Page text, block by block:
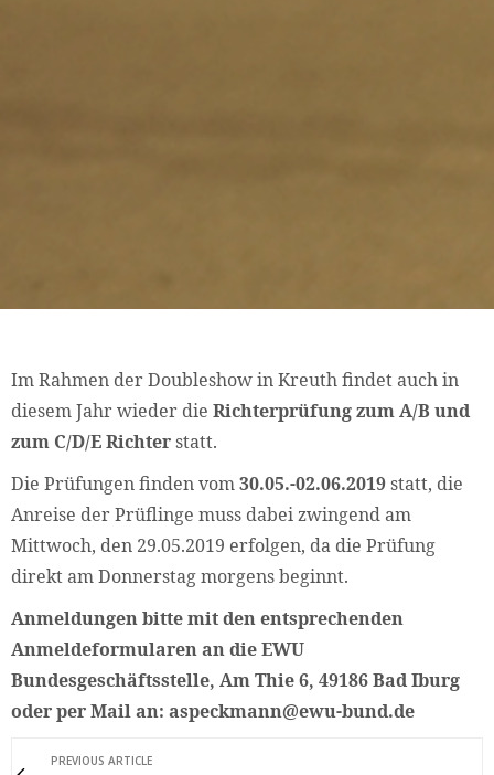
Im Rahmen der Doubleshow in Kreuth findet auch in
diesem Jahr wieder die Richterprüfung zum A/B und
zum C/D/E Richterstatt.
Die Prüfungen finden vom30.05.-02.06.2019statt, die
Anreise der Prüflinge muss dabei zwingend am
Mittwoch, den 29.05.2019 erfolgen, da die Prüfung
direkt am Donnerstag morgens beginnt.
Anmeldungen bitte mit den entsprechenden
Anmeldeformularen an die EWU
Bundesgeschäftsstelle, Am Thie 6, 49186 Bad Iburg
oder per Mail an: aspeckmann@ewu-bund.de
PREVIOUS ARTICLE